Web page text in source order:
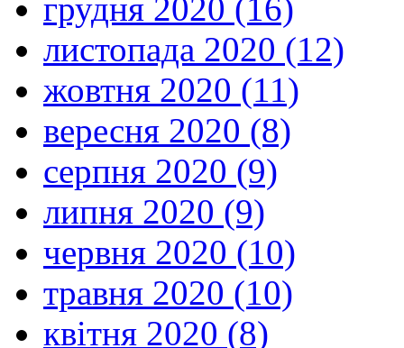
грудня 2020 (16)
листопада 2020 (12)
жовтня 2020 (11)
вересня 2020 (8)
серпня 2020 (9)
липня 2020 (9)
червня 2020 (10)
травня 2020 (10)
квітня 2020 (8)